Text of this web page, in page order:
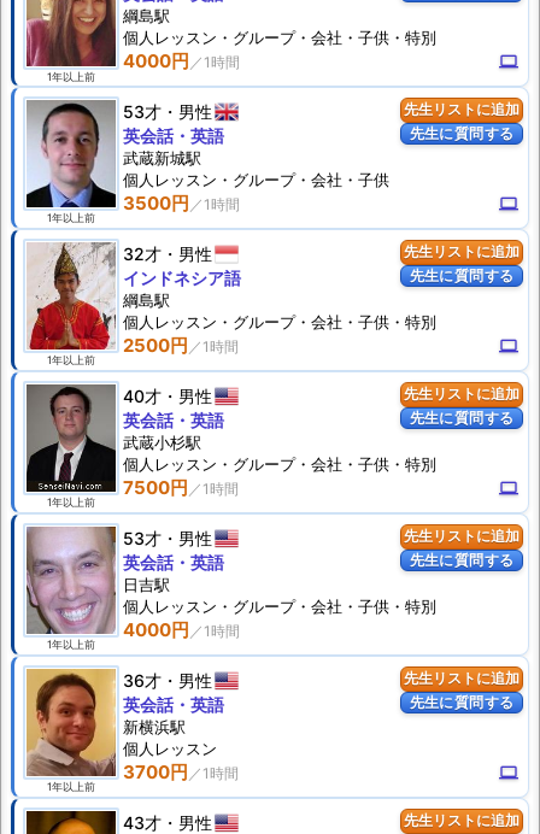
1年以上前
4000円 computer
綱島駅
個人 レッスン ・グループ・会社・子供・特別
先生リストに追加
先生に質問する
1年以上前
53才 男性
3500円 computer
英会話・英語
武蔵新城駅
個人 レッスン ・グループ・会社・子供
先生リストに追加
先生に質問する
1年以上前
32才 男性
2500円 computer
インドネシア語
綱島駅
個人 レッスン ・グループ・会社・子供・特別
先生リストに追加
先生に質問する
1年以上前
40才 男性
7500円 computer
英会話・英語
武蔵小杉駅
個人 レッスン ・グループ・会社・子供・特別
先生リストに追加
先生に質問する
1年以上前
53才 男性
4000円
英会話・英語
日吉駅
個人 レッスン ・グループ・会社・子供・特別
先生リストに追加
先生に質問する
1年以上前
36才 男性
3700円 computer
英会話・英語
新横浜駅
個人 レッスン
先生リストに追加
43才 男性